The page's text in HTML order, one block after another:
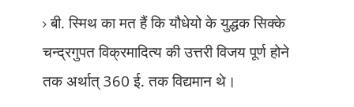
बी. स्मिथ का मत हैं कि यौधेयो के युद्धक सिक्के
चन्द्रगुपत विक्रमादित्य की उत्तरी विजय पूर्ण होने
तक अर्थात् 360 ई. तक विद्यमान थे।